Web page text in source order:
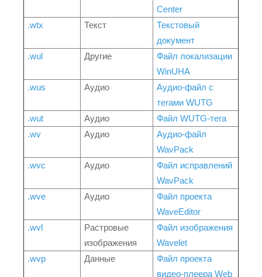
Center
.wtx
Текст
Текстовый
документ
.wul
Другие
Файл локализации
WinUHA
.wus
Аудио
Аудио-файл с
тегами WUTG
.wut
Аудио
Файл WUTG-тега
.wv
Аудио
Аудио-файл
WavPack
.wvc
Аудио
Файл исправлений
WavPack
.wve
Аудио
Файл проекта
WaveEditor
.wvl
Растровые
изображения
Файл изображения
Wavelet
.wvp
Данные
Файл проекта
видео-плеера Web